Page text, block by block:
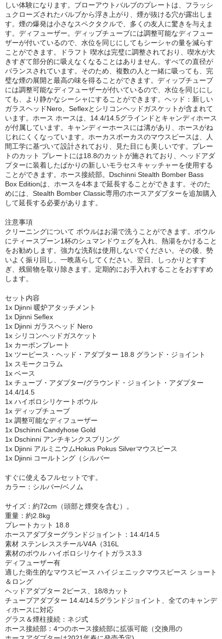
Eternal Smoke
Starbuzz
FML
FUMARI
Ugly
NirvanaSuperShisha
SEBERO
SPLIT
Azure
ZOMO
Tangiers
マウスピース
トング
ベース（花瓶）
シーシャ 炭
ホース
LED
ヴェポライザー
PAX
DAVINCI
ZEUS
H R
DOTMOD
Arizer
Tinymight
Dynavap
Dynavap本体
Dynavapパーツ
グラインダー
しい体験になります。ブローアウトバルブのプレートは、フラッシ
ュクローズされたバルブから浮き上がり、煙が抜ける穴が露出しま
す。煙の爆発は小さなスペクタクルで、多くの友人に驚きを与えま
す。ディフューザー。ディップチューブには調整可能なディフュー
ザーが付いているので、水位を同じにしてもシーシャの量を減らす
ことができます。ドラフト 喫水は完璧に調整されており、喫水が大
きすぎて部分的に吸えなくなることはありません。すべての直径が
バランスされています。そのため、複数の人と一緒に吸っても、完
璧な煙の展開と最高の味を得ることができます。ディップチューブ
には調整可能なディフューザーが付いているので、水位を同じにし
ても、より静かなシーシャにすることができます。ヘッド：新しい
ガラスヘッドNero、Seflexとシリコンヘッドガスケットが含まれて
います。ホース ホースは、14.4/14.5グラインドとキャンディホース
が付属しています。キャンディーホースには溝があり、ホースがね
じれにくくなっています。ホーカスポーカスのマウスピースは、人
間工学に基づいて設計されており、見た目にも美しいです。プレー
トのカット プレートには18.8のカットが施されており、ヘッドアダ
プターに装着したばかりの新しいモラセスキャッチャーを使用する
ことができます。ホース接続部。Dschinni Stealth Bomber Bass
Box Editionは、ホースを4本まで延長することができます。そのた
めには、Stealth Bomber Classic専用のホースアダプターを追加購入
して延長する必要があります。
注意事項
クリーニングについて ボウルはお湯で洗うことができます。ボウル
にティースプーン1杯のシュマンドウェグを入れ、熱湯をかけること
をお勧めします。強力な洗剤は使用しないでください。その後、勢
いよく振り回し、一晩蒸らしてください。翌日、しっかりとすす
ぎ、残留物を取り除きます。定期的にお手入れすることをおすすめ
します。
セット内容
1x Djinni 暖炉アタッチメント
1x Djinni Seflex
1x Djinni ガラスヘッド Nero
1x シリコンヘッドガスケット
1x カーボンプレート
1x ツーピース・ヘッド・アダプター 18.8 グランド・ジョイント
1x スモークコラム
1x ベース
1x チューブ・アダプター/グラウンド・ジョイント・アダプター
14.4/14.5
1x ハイボロシリケートボウル
1x ディップチューブ
1x 調整可能なディフューザー
1x Dschinni Candyhose Gold
1x Dschinni アンチキンクスプリング
1x Djinni アルミニウムHokus Pokus Silverマウスピース
1x Djinni コールトング（シルバー
すぐに使えるフルセットです。
カラー：シルバー/ベノム
サイズ：約72cm（頭部と煙突を含む）。
重量：約2.8kg
プレートカット 18.8
ホースアダプターグランドジョイント：14.4/14.5
素材 ステンレススチールV4A（316L
素材のボウル ハイボロシリケイトガラス3.3
ディフューザー有
適した衛生的なマウスピース ハイジェニックマウスピース ショート
＆ロング
ヘッドアダプター 2ピース、18/8カット
チューブアダプター 14.4/14.5グランドジョイント、全てのキャンデ
ィホースに対応
グラス＆煙柱接続：ネジ式
ホース接続部：4つのホース接続部に拡張可能（交換用の